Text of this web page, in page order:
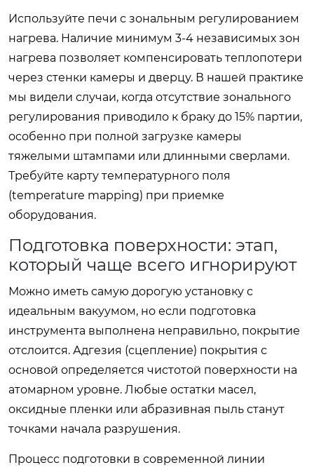
Используйте печи с зональным регулированием
нагрева. Наличие минимум 3-4 независимых зон
нагрева позволяет компенсировать теплопотери
через стенки камеры и дверцу. В нашей практике
мы видели случаи, когда отсутствие зонального
регулирования приводило к браку до 15% партии,
особенно при полной загрузке камеры
тяжелыми штампами или длинными сверлами.
Требуйте карту температурного поля
(temperature mapping) при приемке
оборудования.
Подготовка поверхности: этап,
который чаще всего игнорируют
Можно иметь самую дорогую установку с
идеальным вакуумом, но если подготовка
инструмента выполнена неправильно, покрытие
отслоится. Адгезия (сцепление) покрытия с
основой определяется чистотой поверхности на
атомарном уровне. Любые остатки масел,
оксидные пленки или абразивная пыль станут
точками начала разрушения.
Процесс подготовки в современной линии